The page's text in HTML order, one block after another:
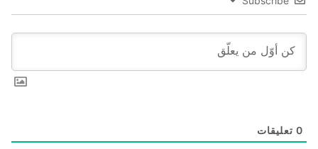
0 تعليقات